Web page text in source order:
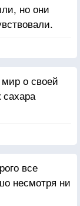
но они
о своей
сахара
все
несмотря ни